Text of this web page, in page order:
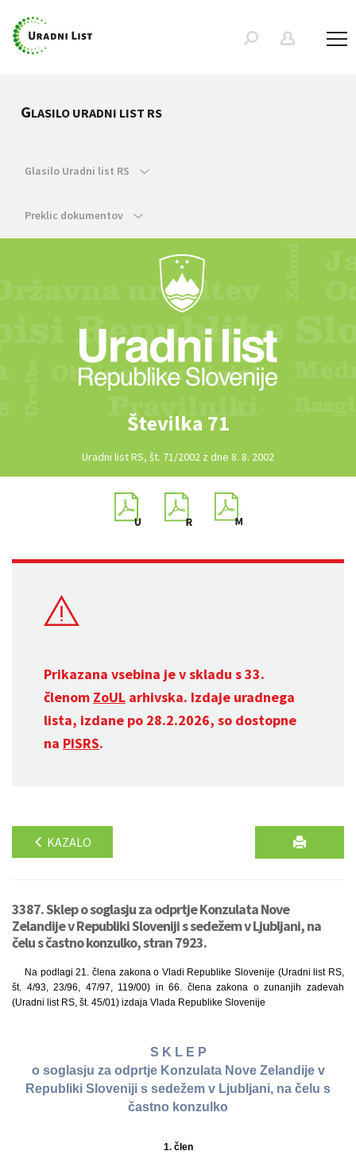
GLASILO URADNI LIST RS
Glasilo Uradni list RS
Preklic dokumentov
Številka 71
Uradni list RS, št. 71/2002 z dne 8. 8. 2002
Prikazana vsebina je v skladu s 33.
členom ZoUL arhivska. Izdaje uradnega
lista, izdane po 28.2.2026, so dostopne
na PISRS.
KAZALO
3387. Sklep o soglasju za odprtje Konzulata Nove
Zelandije v Republiki Sloveniji s sedežem v Ljubljani, na
čelu s častno konzulko, stran 7923.
Na podlagi 21. člena zakona o Vladi Republike Slovenije (Uradni list RS,
št. 4/93, 23/96, 47/97, 119/00) in 66. člena zakona o zunanjih zadevah
(Uradni list RS, št. 45/01) izdaja Vlada Republike Slovenije
S K L E P
o soglasju za odprtje Konzulata Nove Zelandije v
Republiki Sloveniji s sedežem v Ljubljani, na čelu s
častno konzulko
1. člen